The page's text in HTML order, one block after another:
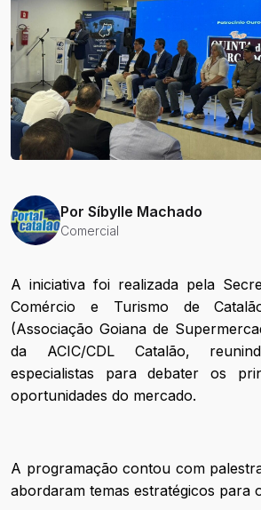
Por Síbylle Machado
Comercial
A iniciativa foi realizada pela
Comércio e Turismo de
(Associação Goiana de
da ACIC/CDL Catalão,
especialistas para debater os
oportunidades do mercado.
A programação contou com
abordaram temas estratégicos para